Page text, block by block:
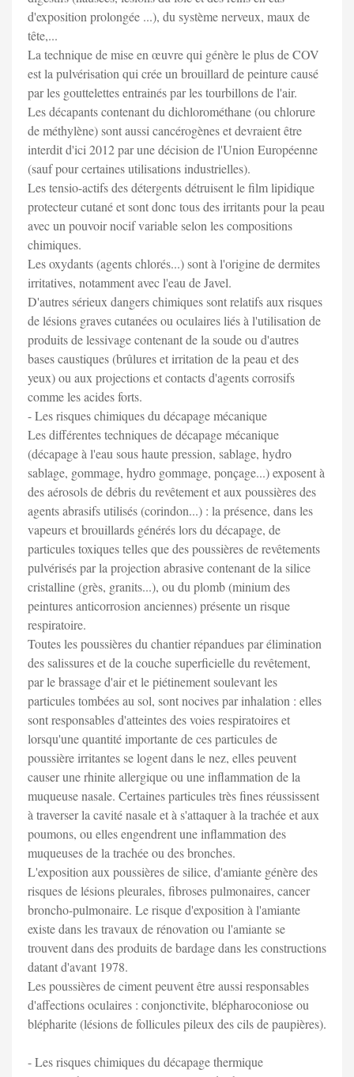
d'exposition prolongée ...), du système nerveux, maux de
tête,...
La technique de mise en œuvre qui génère le plus de COV
est la pulvérisation qui crée un brouillard de peinture causé
par les gouttelettes entrainés par les tourbillons de l'air.
Les décapants contenant du dichlorométhane (ou chlorure
de méthylène) sont aussi cancérogènes et devraient être
interdit d'ici 2012 par une décision de l'Union Européenne
(sauf pour certaines utilisations industrielles).
Les tensio-actifs des détergents détruisent le film lipidique
protecteur cutané et sont donc tous des irritants pour la peau
avec un pouvoir nocif variable selon les compositions
chimiques.
Les oxydants (agents chlorés...) sont à l'origine de dermites
irritatives, notamment avec l'eau de Javel.
D'autres sérieux dangers chimiques sont relatifs aux risques
de lésions graves cutanées ou oculaires liés à l'utilisation de
produits de lessivage contenant de la soude ou d'autres
bases caustiques (brûlures et irritation de la peau et des
yeux) ou aux projections et contacts d'agents corrosifs
comme les acides forts.
- Les risques chimiques du décapage mécanique
Les différentes techniques de décapage mécanique
(décapage à l'eau sous haute pression, sablage, hydro
sablage, gommage, hydro gommage, ponçage...) exposent à
des aérosols de débris du revêtement et aux poussières des
agents abrasifs utilisés (corindon...) : la présence, dans les
vapeurs et brouillards générés lors du décapage, de
particules toxiques telles que des poussières de revêtements
pulvérisés par la projection abrasive contenant de la silice
cristalline (grès, granits...), ou du plomb (minium des
peintures anticorrosion anciennes) présente un risque
respiratoire.
Toutes les poussières du chantier répandues par élimination
des salissures et de la couche superficielle du revêtement,
par le brassage d'air et le piétinement soulevant les
particules tombées au sol, sont nocives par inhalation : elles
sont responsables d'atteintes des voies respiratoires et
lorsqu'une quantité importante de ces particules de
poussière irritantes se logent dans le nez, elles peuvent
causer une rhinite allergique ou une inflammation de la
muqueuse nasale. Certaines particules très fines réussissent
à traverser la cavité nasale et à s'attaquer à la trachée et aux
poumons, ou elles engendrent une inflammation des
muqueuses de la trachée ou des bronches.
L'exposition aux poussières de silice, d'amiante génère des
risques de lésions pleurales, fibroses pulmonaires, cancer
broncho-pulmonaire. Le risque d'exposition à l'amiante
existe dans les travaux de rénovation ou l'amiante se
trouvent dans des produits de bardage dans les constructions
datant d'avant 1978.
Les poussières de ciment peuvent être aussi responsables
d'affections oculaires : conjonctivite, blépharoconiose ou
blépharite (lésions de follicules pileux des cils de paupières).
- Les risques chimiques du décapage thermique